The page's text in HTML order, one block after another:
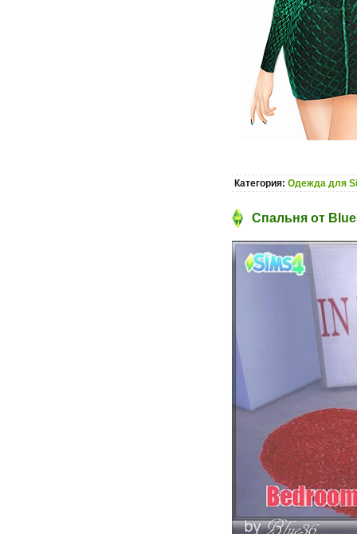
Категория: Одежда для
Спальня от